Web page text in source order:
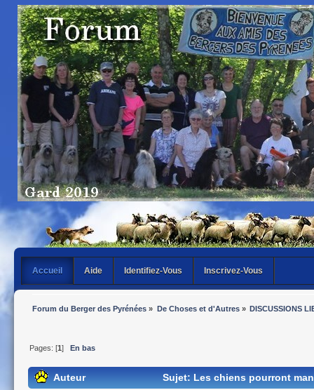
Accueil Aide Identifiez-Vous Inscrivez-Vous
Forum du Berger des Pyrénées » De Choses et d'Autres» DISCUSSIONS
Pages: [1] En bas
Auteur Sujet: Les chiens pourront